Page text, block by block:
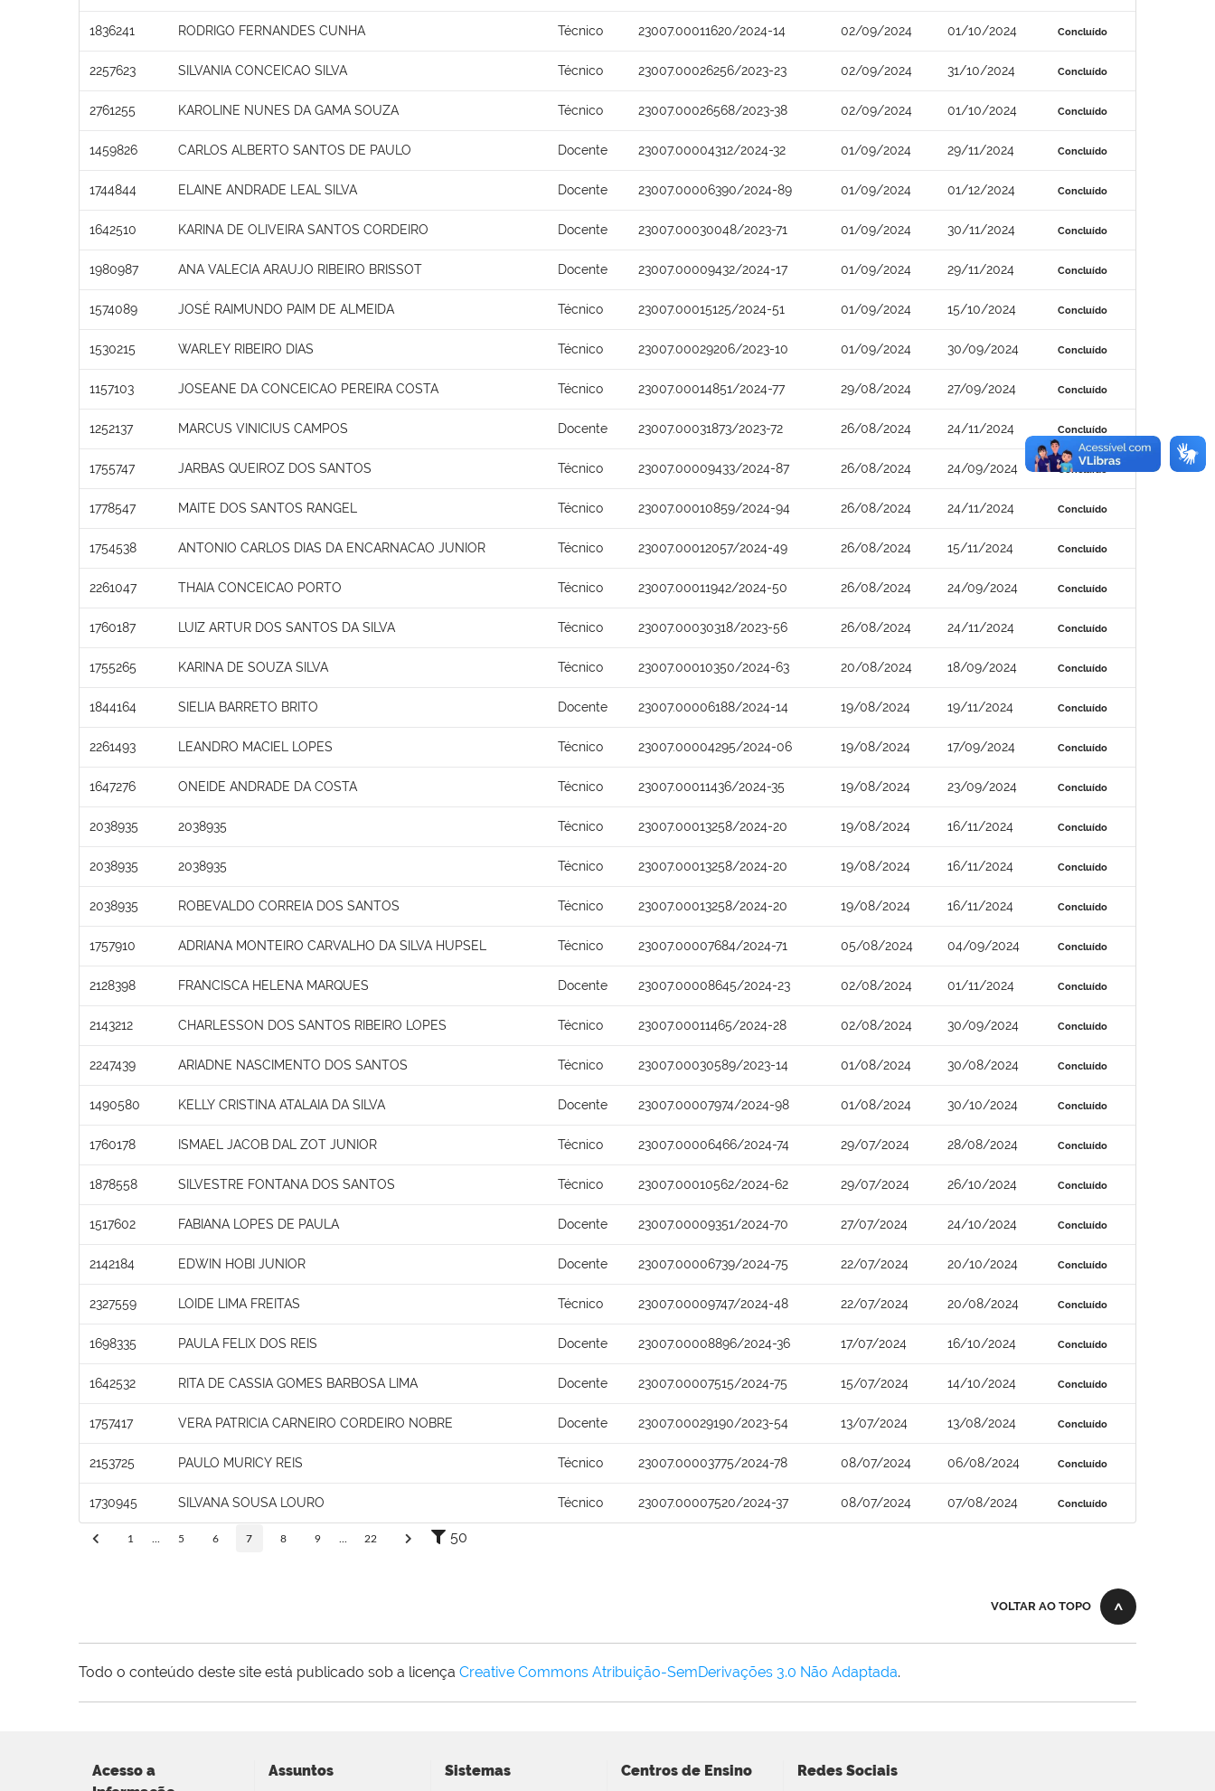
1836241 RODRIGO FERNANDES CUNHA Técnico 23007.00011620/2024-14 02/09/2024 01/10/2024 Concluído
2257623 SILVANIA CONCEICAO SILVA Técnico 23007.00026256/2023-23 02/09/2024 31/10/2024 Concluído
2761255 KAROLINE NUNES DA GAMA SOUZA Técnico 23007.00026568/2023-38 02/09/2024 01/10/2024 Concluído
1459826 CARLOS ALBERTO SANTOS DE PAULO Docente 23007.00004312/2024-32 01/09/2024 29/11/2024 Concluído
1744844 ELAINE ANDRADE LEAL SILVA Docente 23007.00006390/2024-89 01/09/2024 01/12/2024 Concluído
1642510 KARINA DE OLIVEIRA SANTOS CORDEIRO Docente 23007.00030048/2023-71 01/09/2024 30/11/2024 Concluído
1980987 ANA VALECIA ARAUJO RIBEIRO BRISSOT Docente 23007.00009432/2024-17 01/09/2024 29/11/2024 Concluído
1574089 JOSÉ RAIMUNDO PAIM DE ALMEIDA Técnico 23007.00015125/2024-51 01/09/2024 15/10/2024 Concluído
1530215 WARLEY RIBEIRO DIAS Técnico 23007.00029206/2023-10 01/09/2024 30/09/2024 Concluído
1157103 JOSEANE DA CONCEICAO PEREIRA COSTA Técnico 23007.00014851/2024-77 29/08/2024 27/09/2024 Concluído
1252137 MARCUS VINICIUS CAMPOS Docente 23007.00031873/2023-72 26/08/2024 24/11/2024 Concluído
1755747 JARBAS QUEIROZ DOS SANTOS Técnico 23007.00009433/2024-87 26/08/2024 24/09/2024 Concluído
1778547 MAITE DOS SANTOS RANGEL Técnico 23007.00010859/2024-94 26/08/2024 24/11/2024 Concluído
1754538 ANTONIO CARLOS DIAS DA ENCARNACAO JUNIOR Técnico 23007.00012057/2024-49 26/08/2024 15/11/2024 Concluído
2261047 THAIA CONCEICAO PORTO Técnico 23007.00011942/2024-50 26/08/2024 24/09/2024 Concluído
1760187 LUIZ ARTUR DOS SANTOS DA SILVA Técnico 23007.00030318/2023-56 26/08/2024 24/11/2024 Concluído
1755265 KARINA DE SOUZA SILVA Técnico 23007.00010350/2024-63 20/08/2024 18/09/2024 Concluído
1844164 SIELIA BARRETO BRITO Docente 23007.00006188/2024-14 19/08/2024 19/11/2024 Concluído
2261493 LEANDRO MACIEL LOPES Técnico 23007.00004295/2024-06 19/08/2024 17/09/2024 Concluído
1647276 ONEIDE ANDRADE DA COSTA Técnico 23007.00011436/2024-35 19/08/2024 23/09/2024 Concluído
2038935 2038935 Técnico 23007.00013258/2024-20 19/08/2024 16/11/2024 Concluído
2038935 2038935 Técnico 23007.00013258/2024-20 19/08/2024 16/11/2024 Concluído
2038935 ROBEVALDO CORREIA DOS SANTOS Técnico 23007.00013258/2024-20 19/08/2024 16/11/2024 Concluído
1757910 ADRIANA MONTEIRO CARVALHO DA SILVA HUPSEL Técnico 23007.00007684/2024-71 05/08/2024 04/09/2024 Concluído
2128398 FRANCISCA HELENA MARQUES Docente 23007.00008645/2024-23 02/08/2024 01/11/2024 Concluído
2143212 CHARLESSON DOS SANTOS RIBEIRO LOPES Técnico 23007.00011465/2024-28 02/08/2024 30/09/2024 Concluído
2247439 ARIADNE NASCIMENTO DOS SANTOS Técnico 23007.00030589/2023-14 01/08/2024 30/08/2024 Concluído
1490580 KELLY CRISTINA ATALAIA DA SILVA Docente 23007.00007974/2024-98 01/08/2024 30/10/2024 Concluído
1760178 ISMAEL JACOB DAL ZOT JUNIOR Técnico 23007.00006466/2024-74 29/07/2024 28/08/2024 Concluído
1878558 SILVESTRE FONTANA DOS SANTOS Técnico 23007.00010562/2024-62 29/07/2024 26/10/2024 Concluído
1517602 FABIANA LOPES DE PAULA Docente 23007.00009351/2024-70 27/07/2024 24/10/2024 Concluído
2142184 EDWIN HOBI JUNIOR Docente 23007.00006739/2024-75 22/07/2024 20/10/2024 Concluído
2327559 LOIDE LIMA FREITAS Técnico 23007.00009747/2024-48 22/07/2024 20/08/2024 Concluído
1698335 PAULA FELIX DOS REIS Docente 23007.00008896/2024-36 17/07/2024 16/10/2024 Concluído
1642532 RITA DE CASSIA GOMES BARBOSA LIMA Docente 23007.00007515/2024-75 15/07/2024 14/10/2024 Concluído
1757417 VERA PATRICIA CARNEIRO CORDEIRO NOBRE Docente 23007.00029190/2023-54 13/07/2024 13/08/2024 Concluído
2153725 PAULO MURICY REIS Técnico 23007.00003775/2024-78 08/07/2024 06/08/2024 Concluído
1730945 SILVANA SOUSA LOURO Técnico 23007.00007520/2024-37 08/07/2024 07/08/2024 Concluído
1 5 6 7 8 9 22 50
VOLTAR AO TOPO
Todo o conteúdo deste site está publicado sob a licença Creative Commons Atribuição-SemDerivações 3.0 Não Adaptada.
Acesso a
Assuntos Sistemas Centros de Ensino Redes Sociais